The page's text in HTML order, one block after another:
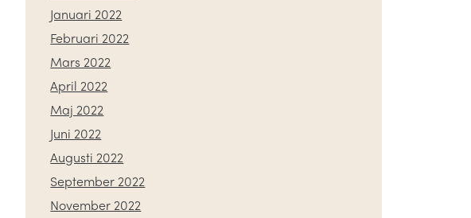
Januari 2022
Februari 2022
Mars 2022
April 2022
Maj 2022
Juni 2022
Augusti 2022
September 2022
November 2022